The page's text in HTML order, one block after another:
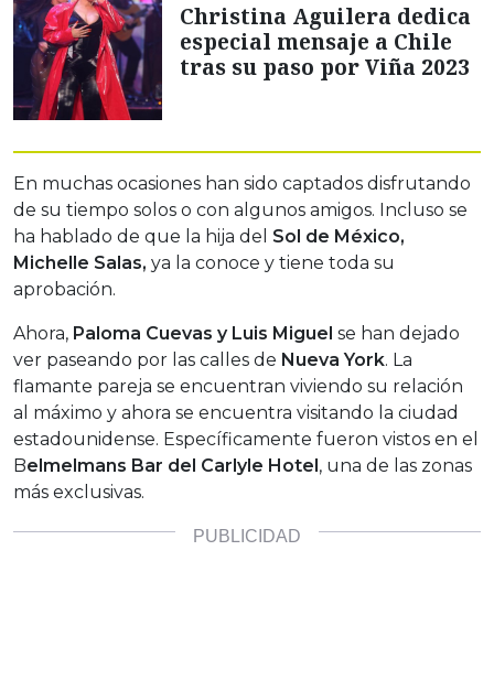
Christina Aguilera dedica
especial mensaje a Chile
tras su paso por Viña 2023
En muchas ocasiones han sido captados disfrutando
de su tiempo solos o con algunos amigos. Incluso se
ha hablado de que la hija del Sol de México,
Michelle Salas, ya la conoce y tiene toda su
aprobación.
Ahora, Paloma Cuevas y Luis Miguel se han dejado
ver paseando por las calles de Nueva York. La
flamante pareja se encuentran viviendo su relación
al máximo y ahora se encuentra visitando la ciudad
estadounidense. Específicamente fueron vistos en el
Belmelmans Bar del Carlyle Hotel , una de las zonas
más exclusivas.